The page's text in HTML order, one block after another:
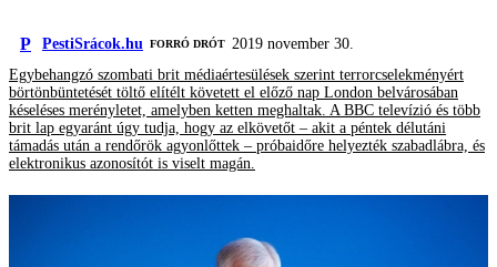
P PestiSrácok.hu FORRÓ DRÓT
2019 november 30.
Egybehangzó szombati brit médiaértesülések szerint terrorcselekményért
börtönbüntetését töltő elítélt követett el előző nap London belvárosában
késeléses merényletet, amelyben ketten meghaltak. A BBC televízió és több
brit lap egyaránt úgy tudja, hogy az elkövetőt – akit a péntek délutáni
támadás után a rendőrök agyonlőttek – próbaidőre helyezték szabadlábra, és
elektronikus azonosítót is viselt magán.